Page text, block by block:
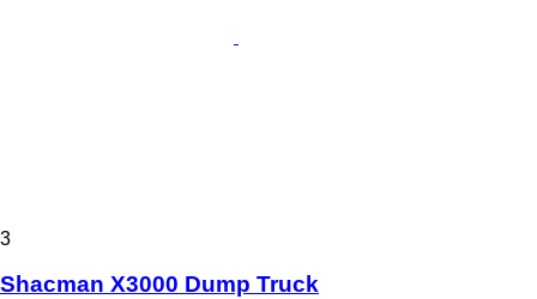
3
Shacman X3000 Dump Truck